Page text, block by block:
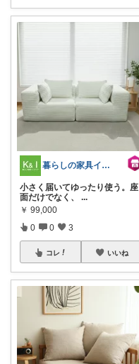
暮らしの家具インテリア 楽天市場店
小さく届いてゆったり使う。座
面だけでなく、
...
￥ 99,000
0 0 3
コレ いいね